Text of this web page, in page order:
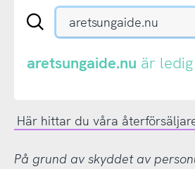
Sök
eller
aretsungaide.nu är ledig
Här hittar du våra
På grund av skyddet av